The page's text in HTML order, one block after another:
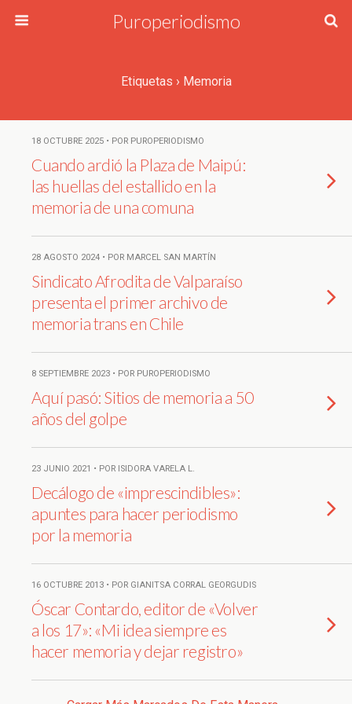
Puroperiodismo
Etiquetas › Memoria
18 OCTUBRE 2025 • POR PUROPERIODISMO
Cuando ardió la Plaza de Maipú:
las huellas del estallido en la
memoria de una comuna
28 AGOSTO 2024 • POR MARCEL SAN MARTÍN
Sindicato Afrodita de Valparaíso
presenta el primer archivo de
memoria trans en Chile
8 SEPTIEMBRE 2023 • POR PUROPERIODISMO
Aquí pasó: Sitios de memoria a 50
años del golpe
23 JUNIO 2021 • POR ISIDORA VARELA L.
Decálogo de «imprescindibles»:
apuntes para hacer periodismo
por la memoria
16 OCTUBRE 2013 • POR GIANITSA CORRAL GEORGUDIS
Óscar Contardo, editor de «Volver
a los 17»: «Mi idea siempre es
hacer memoria y dejar registro»